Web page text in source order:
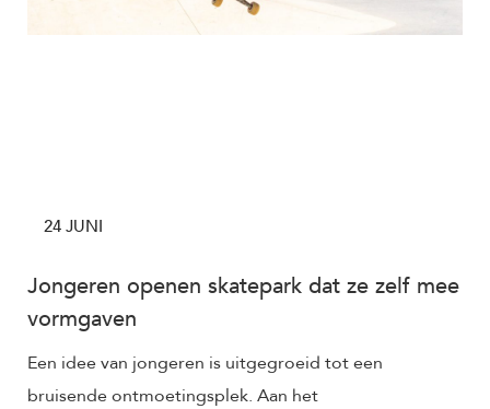
Jongeren openen skatepark dat ze zelf mee
vormgaven
24 JUNI
Een idee van jongeren is uitgegroeid tot een
bruisende ontmoetingsplek. Aan het